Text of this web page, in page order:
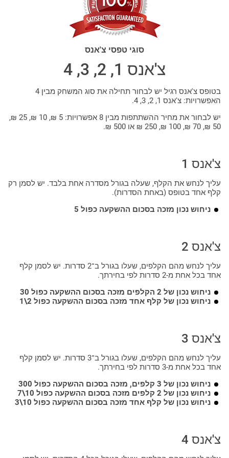
סוגי טפסי צ'אנס
צ'אנס 1, 2, 3, 4
בטופס צ'אנס רגיל יש לבחור תחילה את סוג המשחק מבין 4
האפשרויות: צ'אנס 1, 2, 3, 4.
יש לבחור את מחיר ההשתתפות מבין 8 אפשרויות: 5 ₪, 10 ₪, 25 ₪,
50 ₪, 70 ₪, 100 ₪, 250 ₪ או 500 ₪.
צ'אנס 1
עליך לנחש את הקלף, שעלה בגורל מסדרה אחת בלבד. יש לסמן רק
קלף אחד בטופס (באחת הסדרות).
ניחוש נכון מזכה בסכום ההשקעה כפול 5
צ'אנס 2
עליך לנחש מהם הקלפים, שעלו בגורל ב־2 סדרות. יש לסמן קלף
אחד בכל אחת מ-2 סדרות לפי בחירתך.
ניחוש נכון של 2 הקלפים מזכה בסכום ההשקעה כפול 30
ניחוש נכון של קלף אחד מזכה בסכום ההשקעה כפול 2\1
צ'אנס 3
עליך לנחש מהם הקלפים, שעלו בגורל ב־3 סדרות. יש לסמן קלף
אחד בכל אחת מ-3 סדרות לפי בחירתך.
ניחוש נכון של 3 קלפים, מזכה בסכום ההשקעה כפול 300
ניחוש נכון של 2 קלפים מזכה בסכום ההשקעה כפול 10\7
ניחוש נכון של קלף אחד מזכה בסכום ההשקעה כפול 10\3
צ'אנס 4